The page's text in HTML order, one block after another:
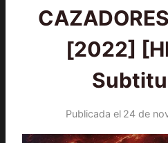
[2022]
Publicada el 24 de